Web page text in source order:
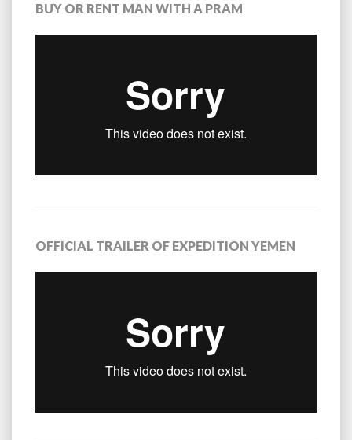
BUY OR RENT MAN WITH A PRAM
OFFICIAL TRAILER OF EXPEDITION YEMEN